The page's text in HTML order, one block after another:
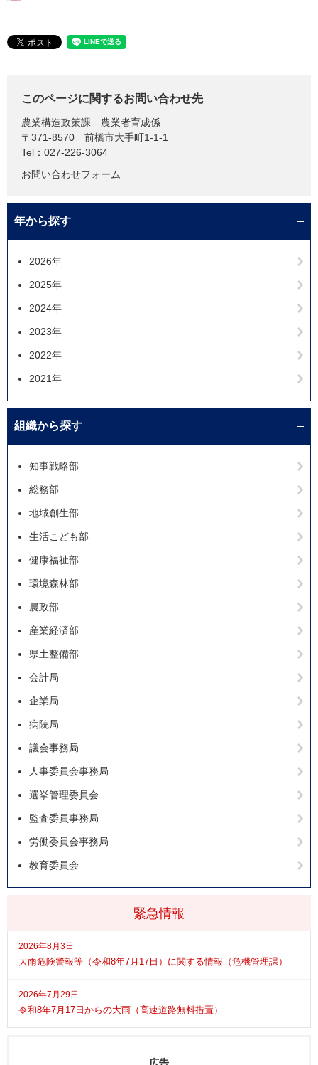
このページに関するお問い合わせ先
農業構造政策課
農業者育成係
〒371-8570
前橋市大手町1-1-1
Tel：027-226-3064
お問い合わせフォーム
緊急情報
2026年8月3日
大雨危険警報等（令和8年7月17日）に関する情報（危機管理課）
2026年7月29日
令和8年7月17日からの大雨（高速道路無料措置）
年から探す
2026年
2025年
2024年
2023年
2022年
2021年
組織から探す
知事戦略部
総務部
地域創生部
生活こども部
健康福祉部
環境森林部
農政部
産業経済部
県土整備部
会計局
企業局
病院局
議会事務局
人事委員会事務局
選挙管理委員会
監査委員事務局
労働委員会事務局
教育委員会